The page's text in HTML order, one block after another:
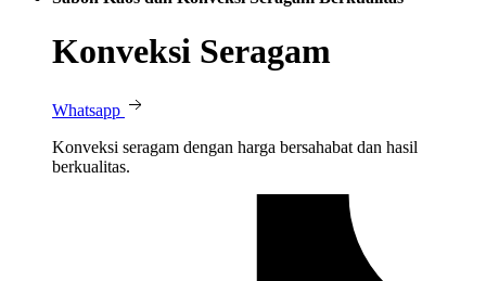
Konveksi Seragam
Whatsapp
Konveksi seragam dengan harga bersahabat dan hasil
berkualitas.